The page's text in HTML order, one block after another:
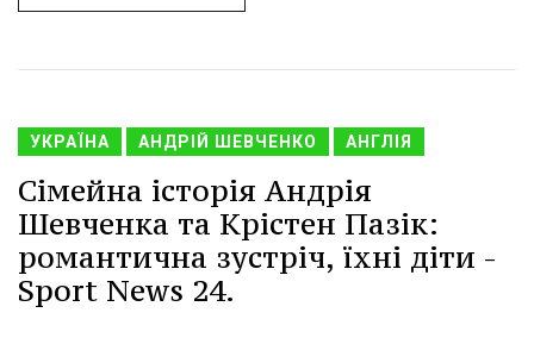
УКРАЇНА АНДРІЙ ШЕВЧЕНКО АНГЛІЯ
Сімейна історія Андрія
Шевченка та Крістен Пазік:
романтична зустріч, їхні діти -
Sport News 24.